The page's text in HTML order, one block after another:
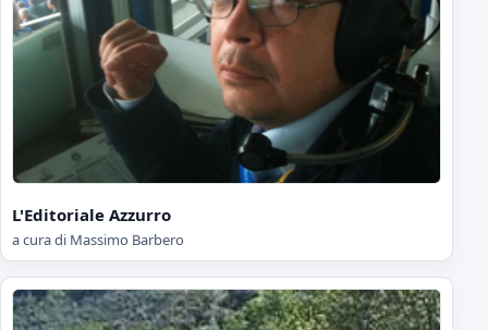
L'Editoriale Azzurro
a cura di Massimo Barbero